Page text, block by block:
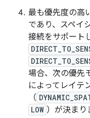
最も優先度の高
であり、スペイ
接続をサポート
場合、次の優先
によってレイテ
（
LOW ）が決まり